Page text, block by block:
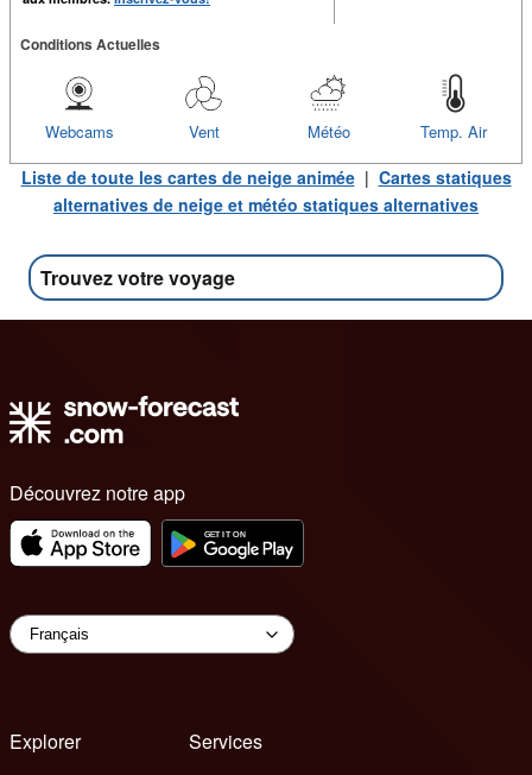
Conditions Actuelles
Temp. Air
Météo
Vent
Webcams
Liste de toute les cartes de neige animée| Cartes statiques
alternatives de neige et météo statiques alternatives
Trouvez votre voyage
Découvrez notre app
Explorer
Services